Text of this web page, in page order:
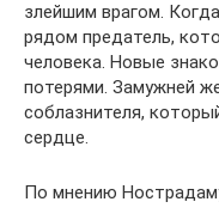
злейшим врагом.
рядом предатель,
человека. Новые
потерями. Замужней
соблазнителя,
сердце.
По мнению